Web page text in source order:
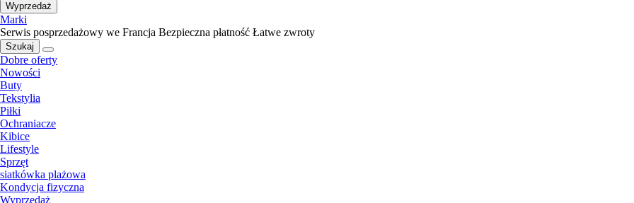
Wyprzedaż
Marki
Serwis posprzedażowy we Francja Bezpieczna płatność Łatwe zwroty
Szukaj
Dobre oferty
Nowości
Buty
Tekstylia
Piłki
Ochraniacze
Kibice
Lifestyle
Sprzęt
siatkówka plażowa
Kondycja fizyczna
Wyprzedaż